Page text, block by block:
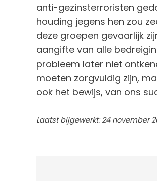
anti-gezinsterroristen
houding jegens hen zou
deze groepen gevaarlijk
aangifte van alle
probleem later niet
moeten zorgvuldig zijn,
ook het bewijs, van ons
Laatst bijgewerkt: 24 november